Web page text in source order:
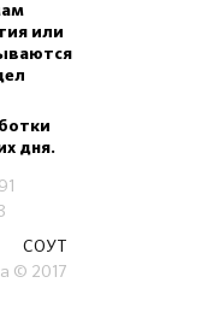
или
дня.
СОУТ
© 2017